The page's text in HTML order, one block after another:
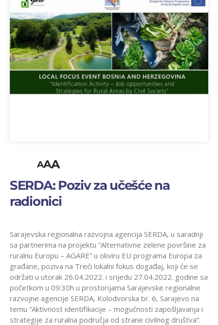
AAA
SERDA: Poziv za učešće na
radionici
Sarajevska regionalna razvojna agencija SERDA, u saradnji
sa partnerima na projektu “Alternativne zelene površine za
ruralnu Europu – AGARE” u okviru EU programa Europa za
građane, poziva na Treći lokalni fokus događaj, koji će se
održati u utorak 26.04.2022. i srijedu 27.04.2022. godine sa
početkom u 09:30h u prostorijama Sarajevske regionalne
razvojne agencije SERDA, Kolodvorska br. 6, Sarajevo na
temu “Aktivnost identifikacije – mogućnosti zapošljavanja i
strategije za ruralna područja od strane civilnog društva”.